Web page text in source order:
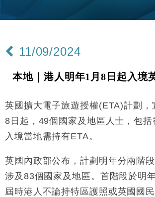
財經｜黑石傳再籌逾360億美元 支
18:15
本地｜新世界K11 9月升級會員制
17:40
財經｜本港6月零售額連升14個月
16:33
財經｜滙控重啟最多10億美元回
15:59
財經｜SA售股自救後再出手 斥4
司
11:30
財經｜精星香港夥菜鳥拓全球智慧
市場落地
14:50
地產｜大酒店中期轉賺2300萬元
東京半島
11/09/2024
本地｜港人明年1月8日起入境
英國擴大電子旅遊授權(ETA)計劃，
8日起，49個國家及地區人士，包括
入境當地需持有ETA。
英國內政部公布，計劃明年分兩階
涉及83個國家及地區。首階段於明
屆時港人不論持特區護照或英國國